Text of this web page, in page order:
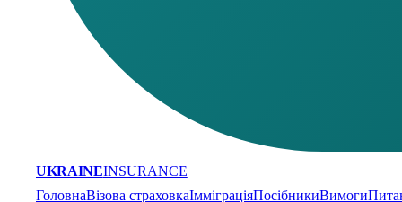
UKRAINEINSURANCE
ГоловнаВізова страховкаІмміграціяПосібникиВимоги